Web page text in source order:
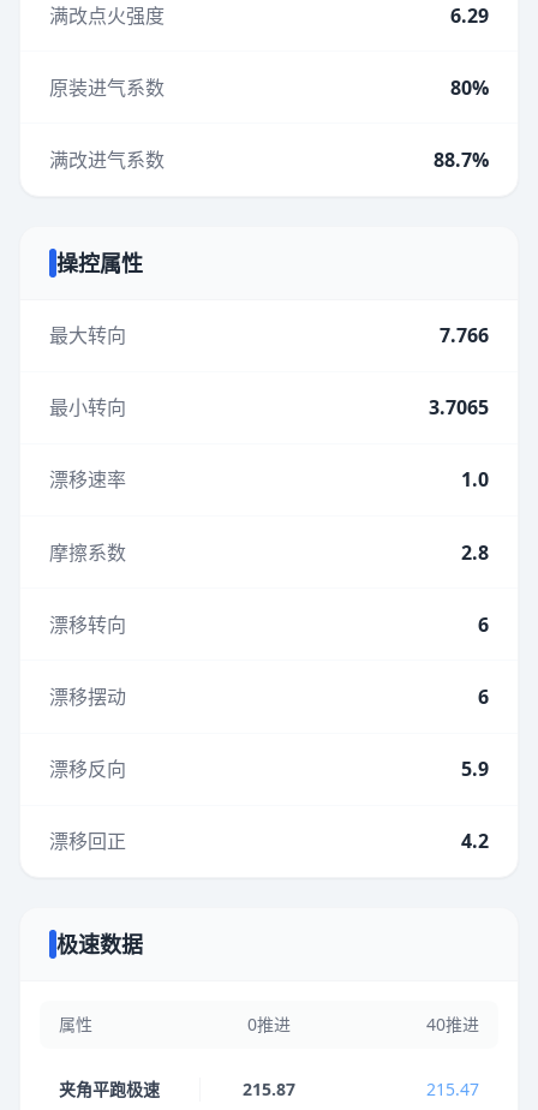
满改点火强度 6.29
原装进气系数 80%
满改进气系数 88.7%
操控属性
最大转向 7.766
最小转向 3.7065
漂移速率 1.0
摩擦系数 2.8
漂移转向 6
漂移摆动 6
漂移反向 5.9
漂移回正 4.2
极速数据
属性 0推进 40推进
夹角平跑极速 215.87 215.47